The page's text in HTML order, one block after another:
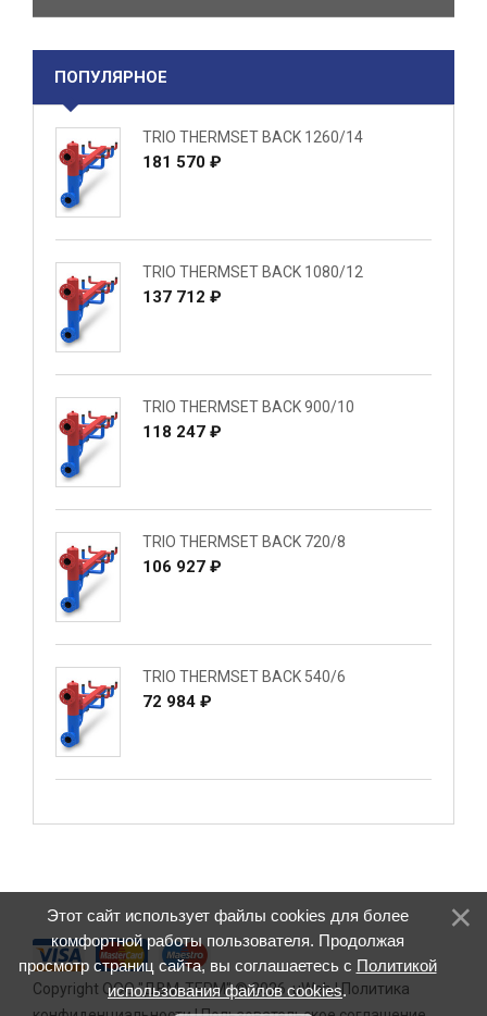
ПОПУЛЯРНОЕ
TRIO THERMSET BACK 1260/14
181 570 ₽
TRIO THERMSET BACK 1080/12
137 712 ₽
TRIO THERMSET BACK 900/10
118 247 ₽
TRIO THERMSET BACK 720/8
106 927 ₽
TRIO THERMSET BACK 540/6
72 984 ₽
Copyright ООО "ДВМ-ТЕРМ" © 2026.uWeb|Политика
Этот сайт использует файлы cookies для более
комфортной работы пользователя. Продолжая
просмотр страниц сайта, вы соглашаетесь с Политикой
использования файлов cookies.